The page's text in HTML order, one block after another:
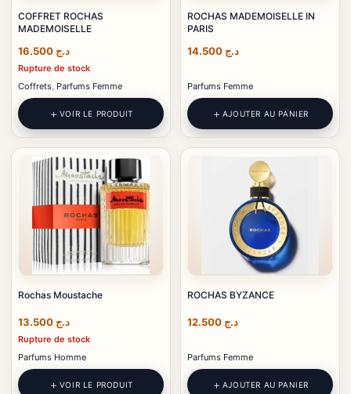
COFFRET ROCHAS
MADEMOISELLE
د.ج
Rupture de stock
Coffrets, Parfums Femme
VOIR LE PRODUIT
ROCHAS MADEMOISELLE IN
PARIS
د.ج
Parfums Femme
AJOUTER AU PANIER
Rochas Moustache
د.ج
Rupture de stock
Parfums Homme
VOIR LE PRODUIT
ROCHAS BYZANCE
د.ج
Parfums Femme
AJOUTER AU PANIER